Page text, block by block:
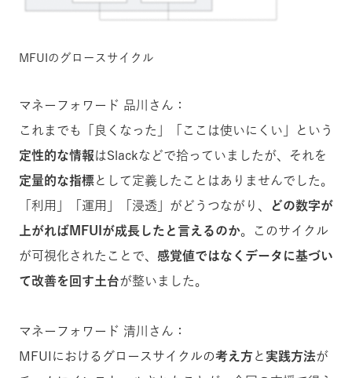
MFUIのグロースサイクル
マネーフォワード 品川さん：
これまでも「良くなった」「ここは使いにくい」という
定性的な情報はSlackなどで拾っていましたが、それを
定量的な指標として定義したことはありませんでした。
「利用」「運用」「浸透」がどうつながり、
どの数字が
上がればMFUIが成長したと言えるのか。このサイクル
が可視化されたことで、 感覚値ではなくデータに基づい
て改善を回す土台が整いました。
マネーフォワード 清川さん：
MFUIにおけるグロースサイクルの考え方 と 実践方法が